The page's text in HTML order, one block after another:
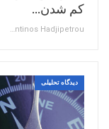
کم شدن…
Constantinos Hadjipetrou
دیدگاه تحلیلی